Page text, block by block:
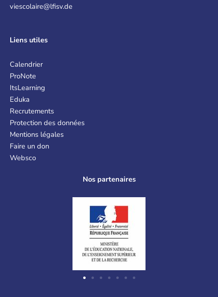
viescolaire@lfisv.de
Liens utiles
Calendrier
ProNote
ItsLearning
Eduka
Recrutements
Protection des données
Mentions légales
Faire un don
Websco
Nos partenaires